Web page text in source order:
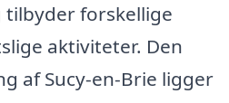
forskellige
aktiviteter. Den
af Sucy-en-Brie ligger